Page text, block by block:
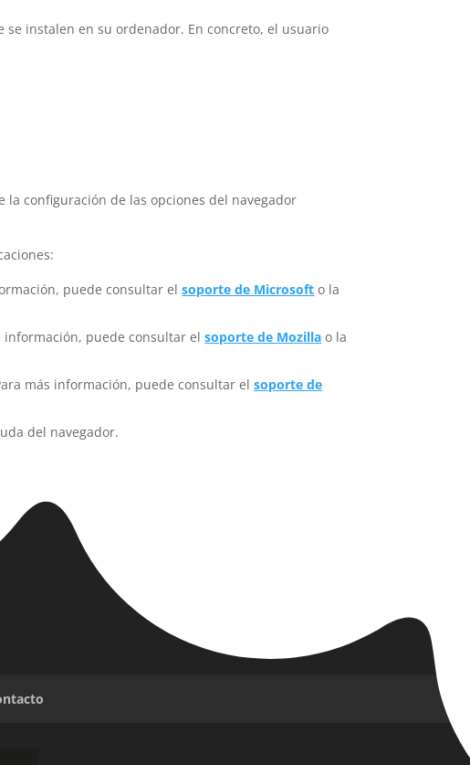
instalen en su ordenador. En concreto, el usuario
configuración de las opciones del navegador
puede consultar elsoporte de Microsoft o la
información, puede consultar elsoporte de Mozilla o la
más información, puede consultar elsoporte de
del navegador.